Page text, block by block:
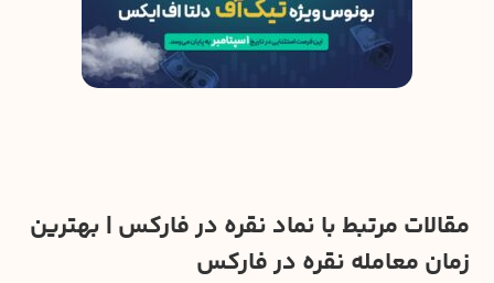
مقالات مرتبط با نماد نقره در فارکس | بهترین
زمان معامله نقره در فارکس